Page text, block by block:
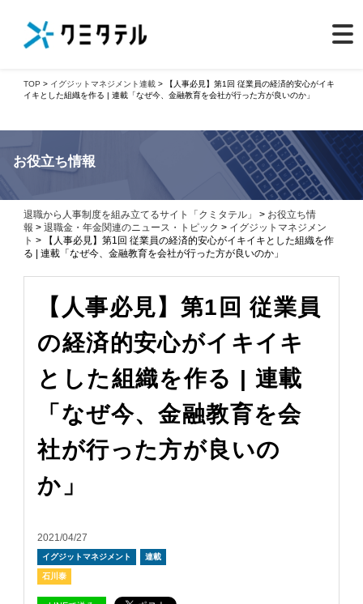
TOP > イグジットマネジメント連載 > 【人事必見】第1回 従業員の経済的安心がイキ
イキとした組織を作る | 連載「なぜ今、金融教育を会社が行った方が良いのか」
お役立ち情報
退職から人事制度を組み立てるサイト「クミタテル」 > お役立ち情
報 >退職金・年金関連のニュース・トピック > イグジットマネジメン
ト > 【人事必見】第1回 従業員の経済的安心がイキイキとした組織を作
る | 連載「なぜ今、金融教育を会社が行った方が良いのか」
【人事必見】第1回 従業員
の経済的安心がイキイキ
とした組織を作る | 連載
「なぜ今、金融教育を会
社が行った方が良いの
か」
2021/04/27
イグジットマネジメント 連載
石川泰